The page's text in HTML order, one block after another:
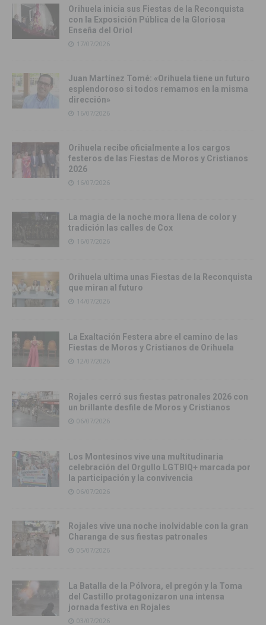
Orihuela inicia sus Fiestas de la Reconquista
con la Exposición Pública de la Gloriosa
Enseña del Oriol
17/07/2026
Juan Martínez Tomé: «Orihuela tiene un futuro
esplendoroso si todos remamos en la misma
dirección»
16/07/2026
Orihuela recibe oficialmente a los cargos
festeros de las Fiestas de Moros y Cristianos
2026
16/07/2026
La magia de la noche mora llena de color y
tradición las calles de Cox
16/07/2026
Orihuela ultima unas Fiestas de la Reconquista
que miran al futuro
14/07/2026
La Exaltación Festera abre el camino de las
Fiestas de Moros y Cristianos de Orihuela
12/07/2026
Rojales cerró sus fiestas patronales 2026 con
un brillante desfile de Moros y Cristianos
06/07/2026
Los Montesinos vive una multitudinaria
celebración del Orgullo LGTBIQ+ marcada por
la participación y la convivencia
06/07/2026
Rojales vive una noche inolvidable con la gran
Charanga de sus fiestas patronales
05/07/2026
La Batalla de la Pólvora, el pregón y la Toma
del Castillo protagonizaron una intensa
jornada festiva en Rojales
03/07/2026